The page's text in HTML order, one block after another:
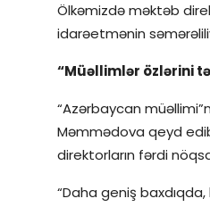
Ölkəmizdə məktəb
idarəetmənin
“Müəllimlər özlərini
“Azərbaycan
Məmmədova qeyd
direktorların fərdi
“Daha geniş